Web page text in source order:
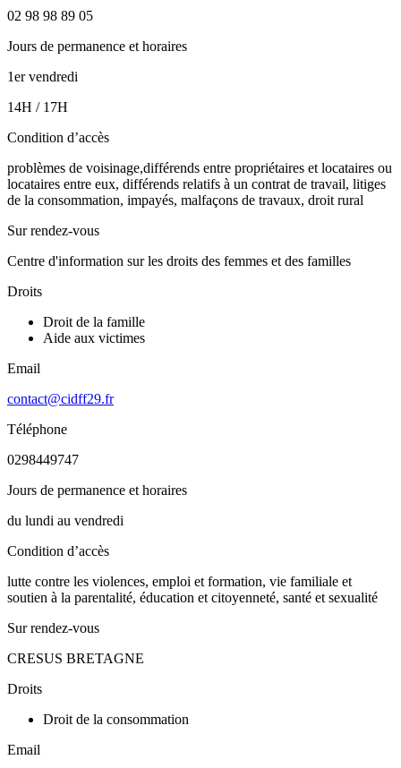
02 98 98 89 05
Jours de permanence et horaires
1er vendredi
14H / 17H
Condition d’accès
problèmes de voisinage,différends entre propriétaires et locataires ou
locataires entre eux, différends relatifs à un contrat de travail, litiges
de la consommation, impayés, malfaçons de travaux, droit rural
Sur rendez-vous
Centre d'information sur les droits des femmes et des familles
Droits
Droit de la famille
Aide aux victimes
Email
contact@cidff29.fr
Téléphone
0298449747
Jours de permanence et horaires
du lundi au vendredi
Condition d’accès
lutte contre les violences, emploi et formation, vie familiale et
soutien à la parentalité, éducation et citoyenneté, santé et sexualité
Sur rendez-vous
CRESUS BRETAGNE
Droits
Droit de la consommation
Email